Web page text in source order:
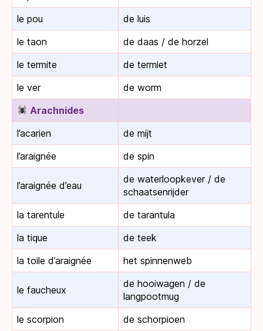
le pou
de luis
le taon
de daas / de horzel
le termite
de termiet
le ver
de worm
Arachnides
l’acarien
de mijt
l’araignée
de spin
l’araignée d’eau
de waterloopkever / de
schaatsenrijder
la tarentule
de tarantula
la tique
de teek
la toile d’araignée
het spinnenweb
le faucheux
de hooiwagen / de
langpootmug
le scorpion
de schorpioen